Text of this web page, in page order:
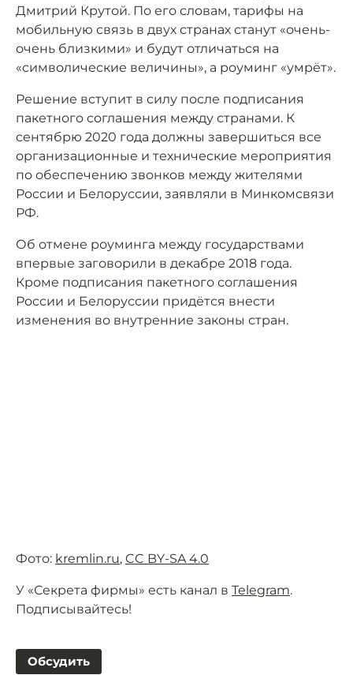
Дмитрий Крутой. По его словам, тарифы на
мобильную связь в двух странах станут «очень-
очень близкими» и будут отличаться на
«символические величины», а роуминг «умрёт».
Решение вступит в силу после подписания
пакетного соглашения между странами. К
сентябрю 2020 года должны завершиться все
организационные и технические мероприятия
по обеспечению звонков между жителями
России и Белоруссии, заявляли в Минкомсвязи
РФ.
Об отмене роуминга между государствами
впервые заговорили в декабре 2018 года.
Кроме подписания пакетного соглашения
России и Белоруссии придётся внести
изменения во внутренние законы стран.
Фото: kremlin.ru, CC BY-SA 4.0
У «Секрета фирмы» есть канал в Telegram.
Подписывайтесь!
Обсудить